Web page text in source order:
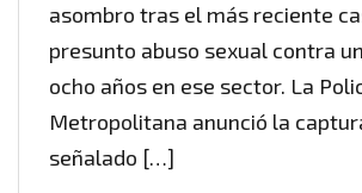
asombro tras el más reciente
presunto abuso sexual contra
ocho años en ese sector. La
Metropolitana anunció la
señalado […]